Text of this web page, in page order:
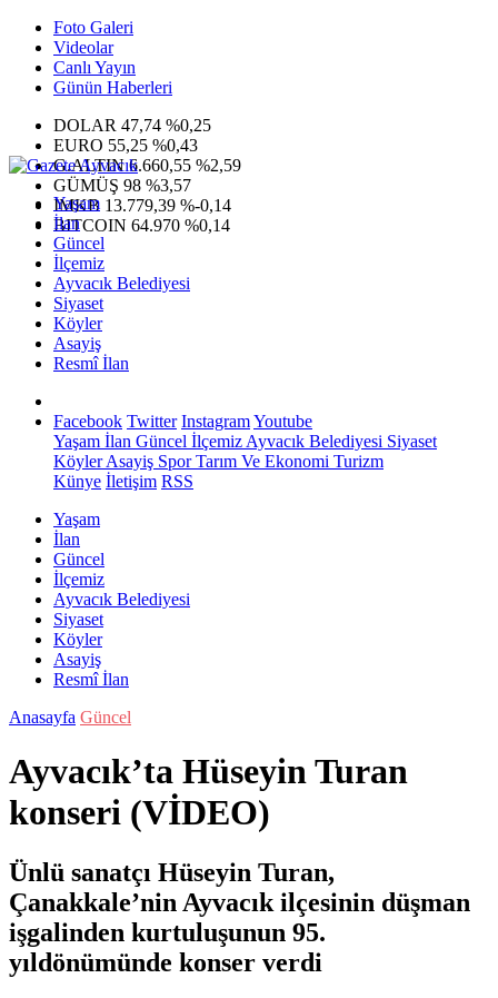
Foto Galeri
Videolar
Canlı Yayın
Günün Haberleri
DOLAR 47,74 %0,25
EURO 55,25 %0,43
G.ALTIN6.660,55 %2,59
GÜMÜŞ 98 %3,57
IMKB 13.779,39 %-0,14
BITCOIN 64.970 %0,14
Yaşam
İlan
Güncel
İlçemiz
Ayvacık Belediyesi
Siyaset
Köyler
Asayiş
Resmî İlan
Facebook Twitter InstagramYoutube
Yaşam İlan Güncel İlçemiz Ayvacık Belediyesi Siyaset
KöylerAsayiş SporTarım Ve Ekonomi Turizm
Künye İletişim RSS
Yaşam
İlan
Güncel
İlçemiz
Ayvacık Belediyesi
Siyaset
Köyler
Asayiş
Resmî İlan
Anasayfa Güncel
Ayvacık’ta Hüseyin Turan
konseri (VİDEO)
Ünlü sanatçı Hüseyin Turan,
Çanakkale’nin Ayvacık ilçesinin düşman
işgalinden kurtuluşunun 95.
yıldönümünde konser verdi